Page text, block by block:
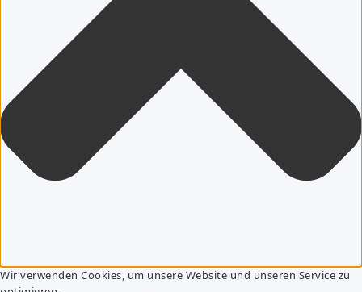
Wir verwenden Cookies, um unsere Website und unseren Service zu